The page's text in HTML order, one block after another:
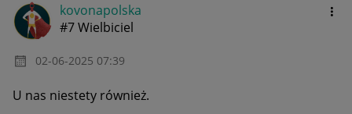
kovonapolska
#7 Wielbiciel
‎02-06-2025 07:39
U nas niestety również.